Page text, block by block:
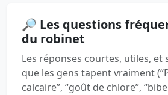
🔎 Les questions
du robinet
Les réponses courtes, utiles, et
que les gens tapent vraiment
calcaire”, “goût de chlore”,